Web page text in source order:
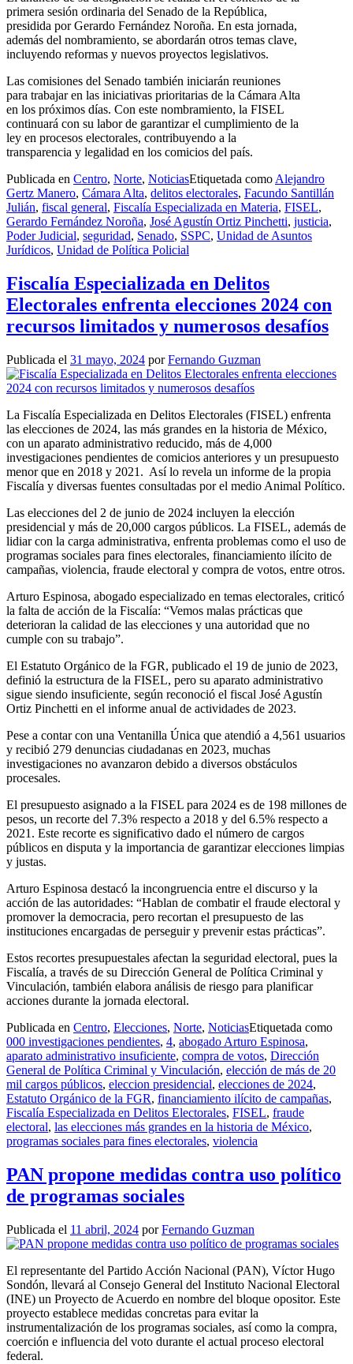
primera sesión ordinaria del Senado de la República,
presidida por Gerardo Fernández Noroña. En esta jornada,
además del nombramiento, se abordarán otros temas clave,
incluyendo reformas y nuevos proyectos legislativos.
Las comisiones del Senado también iniciarán reuniones
para trabajar en las iniciativas prioritarias de la Cámara Alta
en los próximos días. Con este nombramiento, la FISEL
continuará con su labor de garantizar el cumplimiento de la
ley en procesos electorales, contribuyendo a la
transparencia y legalidad en los comicios del país.
Publicada en Centro, Norte, NoticiasEtiquetada comoAlejandro
Gertz Manero, Cámara Alta, delitos electorales, Facundo Santillán
Julián, fiscal general, Fiscalía Especializada en Materia, FISEL,
Gerardo Fernández Noroña, José Agustín Ortiz Pinchetti, justicia,
Poder Judicial, seguridad, Senado, SSPC, Unidad de Asuntos
Jurídicos, Unidad de Política Policial
Fiscalía Especializada en Delitos
Electorales enfrenta elecciones 2024 con
recursos limitados y numerosos desafíos
Publicada el 31 mayo, 2024 porFernando Guzman
La Fiscalía Especializada en Delitos Electorales (FISEL) enfrenta
las elecciones de 2024, las más grandes en la historia de México,
con un aparato administrativo reducido, más de 4,000
investigaciones pendientes de comicios anteriores y un presupuesto
menor que en 2018 y 2021. Así lo revela un informe de la propia
Fiscalía y diversas fuentes consultadas por el medio Animal Político.
Las elecciones del 2 de junio de 2024 incluyen la elección
presidencial y más de 20,000 cargos públicos. La FISEL, además de
lidiar con la carga administrativa, enfrenta problemas como el uso de
programas sociales para fines electorales, financiamiento ilícito de
campañas, violencia, fraude electoral y compra de votos, entre otros.
Arturo Espinosa, abogado especializado en temas electorales, criticó
la falta de acción de la Fiscalía: “Vemos malas prácticas que
deterioran la calidad de las elecciones y una autoridad que no
cumple con su trabajo”.
El Estatuto Orgánico de la FGR, publicado el 19 de junio de 2023,
definió la estructura de la FISEL, pero su aparato administrativo
sigue siendo insuficiente, según reconoció el fiscal José Agustín
Ortiz Pinchetti en el informe anual de actividades de 2023.
Pese a contar con una Ventanilla Única que atendió a 4,561 usuarios
y recibió 279 denuncias ciudadanas en 2023, muchas
investigaciones no avanzaron debido a diversos obstáculos
procesales.
El presupuesto asignado a la FISEL para 2024 es de 198 millones de
pesos, un recorte del 7.3% respecto a 2018 y del 6.5% respecto a
2021. Este recorte es significativo dado el número de cargos
públicos en disputa y la importancia de garantizar elecciones limpias
y justas.
Arturo Espinosa destacó la incongruencia entre el discurso y la
acción de las autoridades: “Hablan de combatir el fraude electoral y
promover la democracia, pero recortan el presupuesto de las
instituciones encargadas de perseguir y prevenir estas prácticas”.
Estos recortes presupuestales afectan la seguridad electoral, pues la
Fiscalía, a través de su Dirección General de Política Criminal y
Vinculación, también elabora análisis de riesgo para planificar
acciones durante la jornada electoral.
Publicada en Centro, Elecciones, Norte, NoticiasEtiquetada como
000 investigaciones pendientes, 4, abogado Arturo Espinosa,
aparato administrativo insuficiente, compra de votos, Dirección
General de Política Criminal y Vinculación, elección de más de 20
mil cargos públicos, eleccion presidencial, elecciones de 2024,
Estatuto Orgánico de la FGR, financiamiento ilícito de campañas,
Fiscalía Especializada en Delitos Electorales, FISEL, fraude
electoral, las elecciones más grandes en la historia de México,
programas sociales para fines electorales, violencia
PAN propone medidas contra uso político
de programas sociales
Publicada el 11 abril, 2024 porFernando Guzman
El representante del Partido Acción Nacional (PAN), Víctor Hugo
Sondón, llevará al Consejo General del Instituto Nacional Electoral
(INE) un Proyecto de Acuerdo en nombre del bloque opositor. Este
proyecto establece medidas concretas para evitar la
instrumentalización de los programas sociales, así como la compra,
coerción e influencia del voto durante el actual proceso electoral
federal.